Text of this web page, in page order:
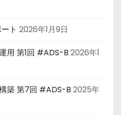
ト 2026年1月9日
用 第1回 #ADS-B 2026年1
築 第7回 #ADS-B 2025年